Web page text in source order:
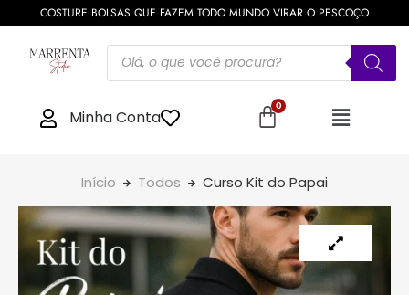
COSTURE BOLSAS QUE FAZEM TODO MUNDO VIRAR O PESCOÇO
Minha Conta
Início Todos Curso Kit do Papai